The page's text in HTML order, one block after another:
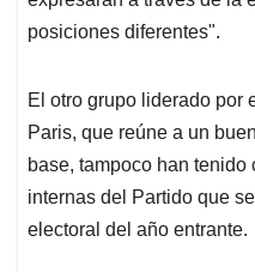
posiciones diferentes".
El otro grupo liderado por
Paris, que reúne a un
base, tampoco han
internas del Partido que
electoral del año entrante.